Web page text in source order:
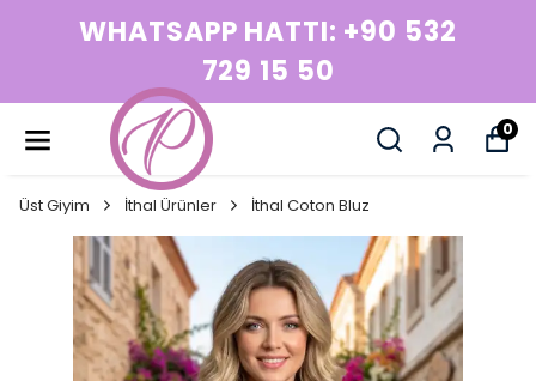
WHATSAPP HATTI:
0
Üst Giyim İthal Ürünler İthal Coton Bluz